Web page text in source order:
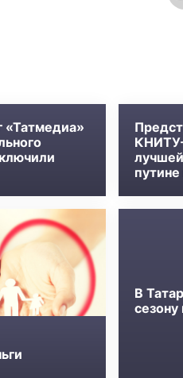
«Татмедиа»
В
сезону